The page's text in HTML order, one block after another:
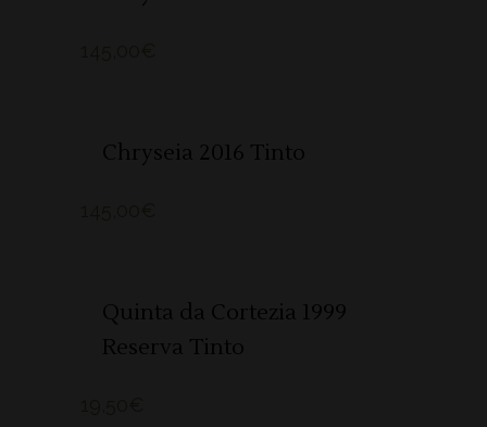
Chryseia 2016 Tinto
Quinta da Cortezia 1999
Reserva Tinto